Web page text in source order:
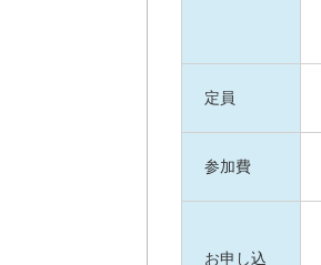
定員
参加費
お申し込